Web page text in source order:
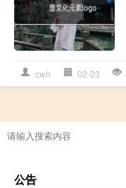
cwh 02-23
公告